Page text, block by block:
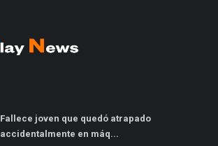
Fallece joven que quedó atrapado
accidentalmente en máq...